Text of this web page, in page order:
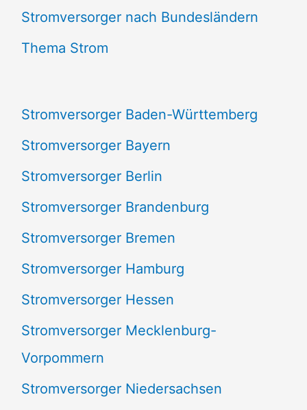
e
n
h
:
Stromversorger nach Bundesländern
Thema Strom
Stromversorger Baden-Württemberg
Stromversorger Bayern
Stromversorger Berlin
Stromversorger Brandenburg
Stromversorger Bremen
Stromversorger Hamburg
Stromversorger Hessen
Stromversorger Mecklenburg-
Vorpommern
Stromversorger Niedersachsen